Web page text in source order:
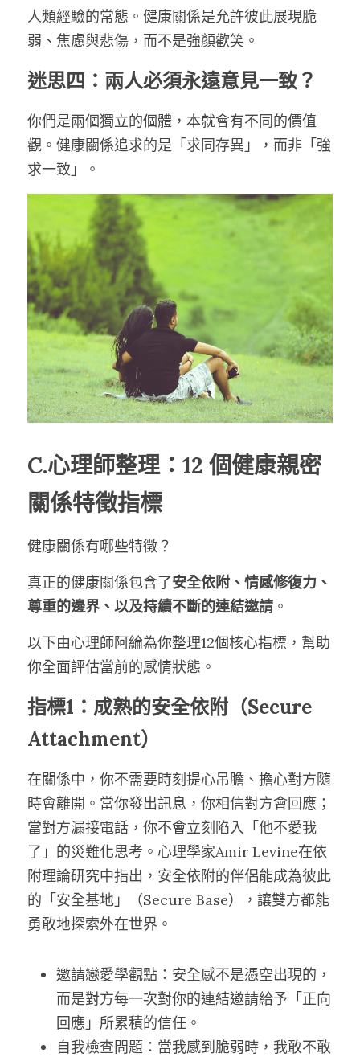
人類經驗的常態。健康關係是允許彼此展現脆
弱、焦慮與悲傷，而不是強顏歡笑。
迷思四：兩人必須永遠意見一致？
你們是兩個獨立的個體，本就會有不同的價值
觀。健康關係追求的是「求同存異」，而非「強
求一致」。
C.心理師整理：12 個健康親密
關係特徵指標
健康關係有哪些特徵？
真正的健康關係包含了安全依附、情感修復力、
尊重的邊界、以及持續不斷的連結邀請 。
以下由心理師阿綸為你整理12個核心指標，幫助
你全面評估當前的感情狀態。
指標1：成熟的安全依附（Secure
Attachment）
在關係中，你不需要時刻提心吊膽、擔心對方隨
時會離開。當你發出訊息，你相信對方會回應；
當對方漏接電話，你不會立刻陷入「他不愛我
了」的災難化思考。心理學家Amir Levine在依
附理論研究中指出，安全依附的伴侶能成為彼此
的「安全基地」（Secure Base），讓雙方都能
勇敢地探索外在世界。
邀請戀愛學觀點：安全感不是憑空出現的，
而是對方每一次對你的連結邀請給予「正向
回應」所累積的信任。
自我檢查問題：當我感到脆弱時，我敢不敢